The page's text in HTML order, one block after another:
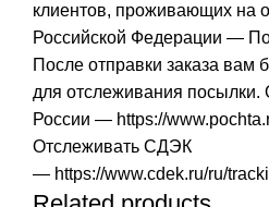
клиентов, проживающих на
Российской Федерации —
После отправки заказа вам
для отслеживания посылки.
России — https://
Отслеживать СДЭК
— https://www.cdek.ru/ru/